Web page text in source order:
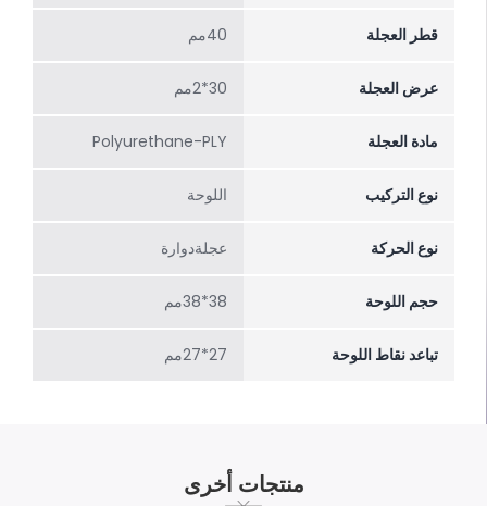
قطر العجلة 40مم
عرض العجلة 30*2مم
مادة العجلة Polyurethane-PLY
نوع التركيب اللوحة
نوع الحركة عجلةدوارة
حجم اللوحة 38*38مم
تباعد نقاط اللوحة 27*27مم
منتجات أخرى